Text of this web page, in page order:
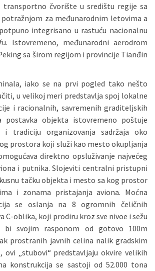
čvorište u središtu regije sa
za međunarodnim letovima a
integrisano u rastuću nacionalnu
Istovremeno, međunarodni aerodrom
sa širom regijom i provincije Tianđin
iako se na prvi pogled tako nešto
u velikoj meri predstavlja spoj lokalne
i racionalnih, savremenih graditeljskih
postavka objekta istovremeno poštuje
tradiciju organizovanja sadržaja oko
prostora koji služi kao mesto okupljanja
direktno opsluživanje najvećeg
i putnika. Slojeviti centralni pristupni
tačku objekta i mesto sa kog prostor
i zonama pristajanja aviona. Moćna
se oslanja na 8 ogromnih čeličnih
C-oblika, koji prodiru kroz sve nivoe i sežu
svojim rasponom od gotovo 100m
prostranih javnih celina nalik gradskim
ovi „stubovi“ predstavljaju okvire velikih
konstrukcija se sastoji od 52.000 tona